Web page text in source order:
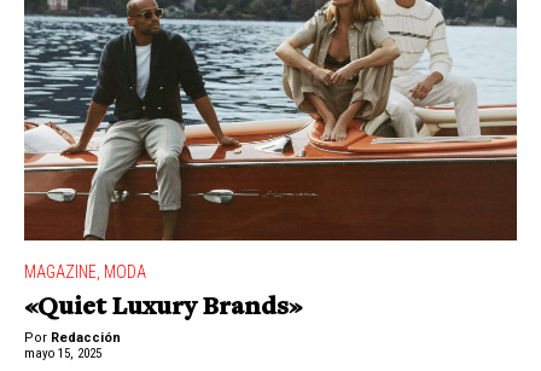
MAGAZINE MODA
«Quiet Luxury Brands»
Por Redacción
mayo 15, 2025